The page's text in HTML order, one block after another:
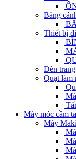
Băng
Thiết bị
Đèn
Quạt làm
Máy móc cầm
Máy